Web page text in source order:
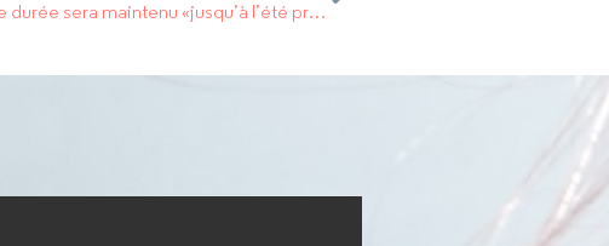
Le dispositif d’activité partielle de longue durée sera maintenu «jusqu’à l’été prochain»